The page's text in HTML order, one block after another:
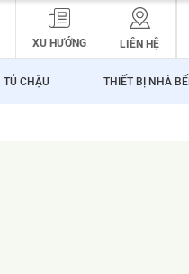
XU HƯỚNG LIÊN HỆ
TỦ CHẬU THIẾT BỊ NHÀ